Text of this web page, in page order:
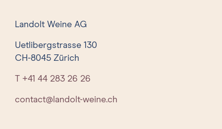
Landolt Weine AG
Uetlibergstrasse 130
CH-8045 Zürich
T +41 44 283 26 26
contact@landolt-weine.ch